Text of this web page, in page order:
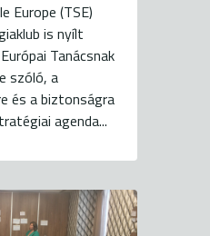
Europe (TSE)
is nyílt
Tanácsnak
szóló, a
és a biztonságra
agenda...